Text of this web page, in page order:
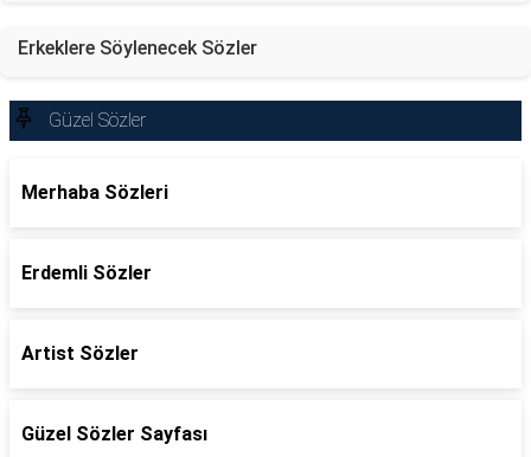
Erkeklere Söylenecek Sözler
Güzel Sözler
Merhaba Sözleri
Erdemli Sözler
Artist Sözler
Güzel Sözler Sayfası